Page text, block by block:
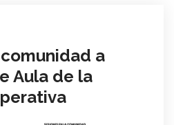
a
Aula de la